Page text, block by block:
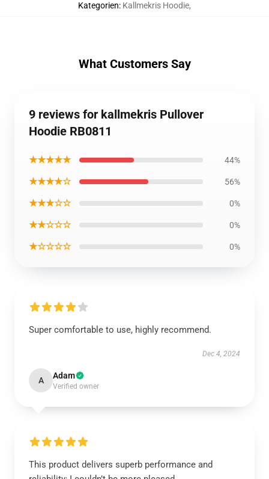
Kategorien: Kallmekris Hoodie,
What Customers Say
9 reviews for kallmekris Pullover
Hoodie RB0811
★★★★★ 44%
★★★★☆ 56%
★★★☆☆ 0%
★★☆☆☆ 0%
★☆☆☆☆ 0%
Super comfortable to use, highly recommend.
Dec 4, 2024
A Adam
Verified owner
This product delivers superb performance and